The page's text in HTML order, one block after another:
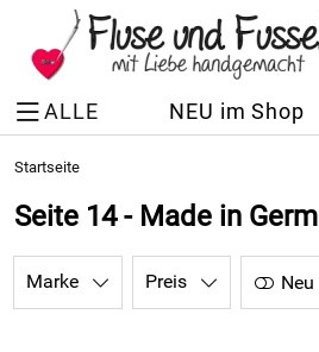
ALLE NEU im Shop
Startseite
Seite 14 - Made in
Marke Preis Neu